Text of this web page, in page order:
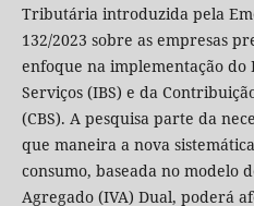
Tributária introduzida pela
132/2023 sobre as empresas
enfoque na implementação do
Serviços (IBS) e da
(CBS). A pesquisa parte da
que maneira a nova
consumo, baseada no modelo
Agregado (IVA) Dual, poderá